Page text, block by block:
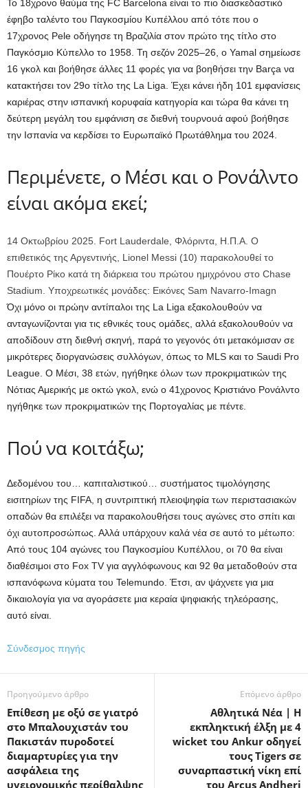
Το 18χρονο θαύμα της FC Barcelona είναι το πιο διασκεδαστικό
έφηβο ταλέντο του Παγκοσμίου Κυπέλλου από τότε που ο
17χρονος Pele οδήγησε τη Βραζιλία στον πρώτο της τίτλο στο
Παγκόσμιο Κύπελλο το 1958. Τη σεζόν 2025–26, ο Yamal σημείωσε
16 γκολ και βοήθησε άλλες 11 φορές για να βοηθήσει την Barça να
κατακτήσει τον 29ο τίτλο της La Liga. Έχει κάνει ήδη 101 εμφανίσεις
καριέρας στην ισπανική κορυφαία κατηγορία και τώρα θα κάνει τη
δεύτερη μεγάλη του εμφάνιση σε διεθνή τουρνουά αφού βοήθησε
την Ισπανία να κερδίσει το Ευρωπαϊκό Πρωτάθλημα του 2024.
Περιμένετε, ο Μέσι και ο Ρονάλντο
είναι ακόμα εκεί;
14 Οκτωβρίου 2025. Fort Lauderdale, Φλόριντα, Η.Π.Α. Ο
επιθετικός της Αργεντινής, Lionel Messi (10) παρακολουθεί το
Πουέρτο Ρίκο κατά τη διάρκεια του πρώτου ημιχρόνου στο Chase
Stadium. Υποχρεωτικές μονάδες: Εικόνες Sam Navarro-Imagn
Όχι μόνο οι πρώην αντίπαλοι της La Liga εξακολουθούν να
ανταγωνίζονται για τις εθνικές τους ομάδες, αλλά εξακολουθούν να
αποδίδουν στη διεθνή σκηνή, παρά το γεγονός ότι μετακόμισαν σε
μικρότερες διοργανώσεις συλλόγων, όπως το MLS και το Saudi Pro
League. Ο Μέσι, 38 ετών, ηγήθηκε όλων των προκριματικών της
Νότιας Αμερικής με οκτώ γκολ, ενώ ο 41χρονος Κριστιάνο Ρονάλντο
ηγήθηκε των προκριματικών της Πορτογαλίας με πέντε.
Πού να κοιτάξω;
Δεδομένου του… καπιταλιστικού… συστήματος τιμολόγησης
εισιτηρίων της FIFA, η συντριπτική πλειοψηφία των περιστασιακών
οπαδών θα επιλέξει να παρακολουθήσει τους αγώνες στο σπίτι και
όχι αυτοπροσώπως. Αλλά υπάρχουν καλά νέα σε αυτό το μέτωπο:
Από τους 104 αγώνες του Παγκοσμίου Κυπέλλου, οι 70 θα είναι
διαθέσιμοι στο Fox TV για αγγλόφωνους και 92 θα μεταδοθούν στα
ισπανόφωνα κύματα του Telemundo. Έτσι, αν ψάχνετε για μια
δικαιολογία για να αγοράσετε μια κεραία ψηφιακής τηλεόρασης,
αυτό είναι.
Σύνδεσμος πηγής
Προηγούμενο άρθρο
Επίθεση με οξύ σε γιατρό
στο Μπαλουχιστάν του
Πακιστάν πυροδοτεί
διαμαρτυρίες για την
ασφάλεια της
υγειονομικής περίθαλψης
Επόμενο άρθρο
Αθλητικά Νέα | Η
εκπληκτική έλξη με 4
wicket του Ankur οδηγεί
τους Tigers σε
συναρπαστική νίκη επί
του Arcus Andheri